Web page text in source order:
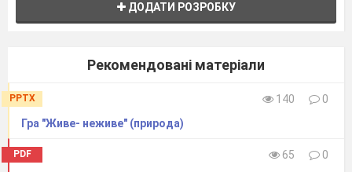
ДОДАТИ РОЗРОБКУ
Рекомендовані матеріали
PPTX 140
0
Гра "Живе- неживе" (природа)
PDF 65
0